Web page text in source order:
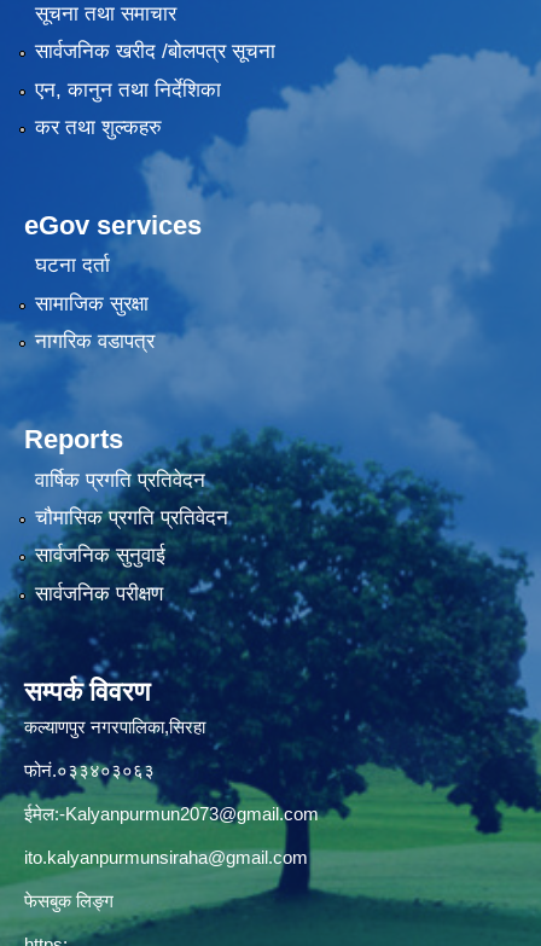
सूचना तथा समाचार
सार्वजनिक खरीद /बोलपत्र सूचना
एन, कानुन तथा निर्देशिका
कर तथा शुल्कहरु
eGov services
घटना दर्ता
सामाजिक सुरक्षा
नागरिक वडापत्र
Reports
वार्षिक प्रगति प्रतिवेदन
चौमासिक प्रगति प्रतिवेदन
सार्वजनिक सुनुवाई
सार्वजनिक परीक्षण
सम्पर्क विवरण
कल्याणपुर नगरपालिका,सिरहा
फोनं.०३३४०३०६३
ईमेल:-Kalyanpurmun2073@gmail.com
ito.kalyanpurmunsiraha@gmail.com
फेसबुक लिङ्ग